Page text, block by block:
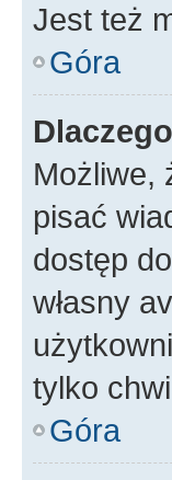
Jest też
Góra
Możliwe,
pisać
dostęp
własny
tylko
Góra